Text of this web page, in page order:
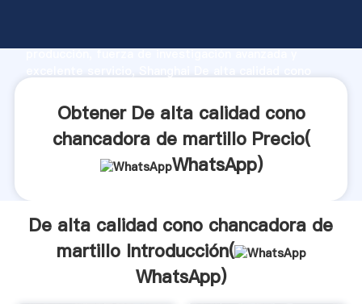
producción, fuerza de investigación avanzada y
aporta valores a todos los clientes.
Obtener De alta calidad cono
chancadora de martillo Precio(
WhatsApp)
De alta calidad cono chancadora de
martillo Introducción(
WhatsApp)